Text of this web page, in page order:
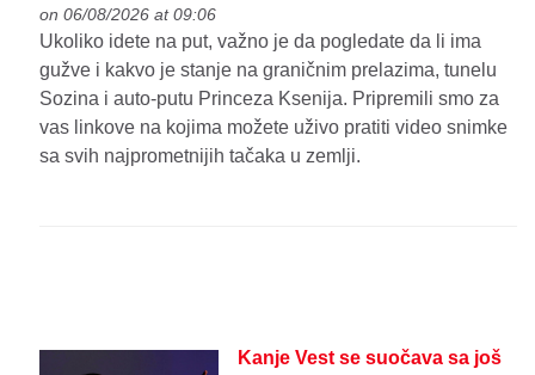
on 06/08/2026 at 09:06
Ukoliko idete na put, važno je da pogledate da li ima
gužve i kakvo je stanje na graničnim prelazima, tunelu
Sozina i auto-putu Princeza Ksenija. Pripremili smo za
vas linkove na kojima možete uživo pratiti video snimke
sa svih najprometnijih tačaka u zemlji.
Kanje Vest se suočava sa još